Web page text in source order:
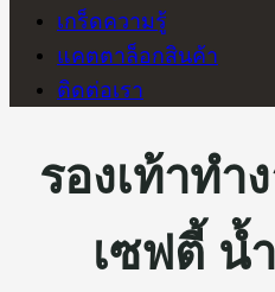
เกร็ดความรู้
แคตตาล็อกสินค้า
ติดต่อเรา
รองเท้าทำ
เซฟตี้ น้